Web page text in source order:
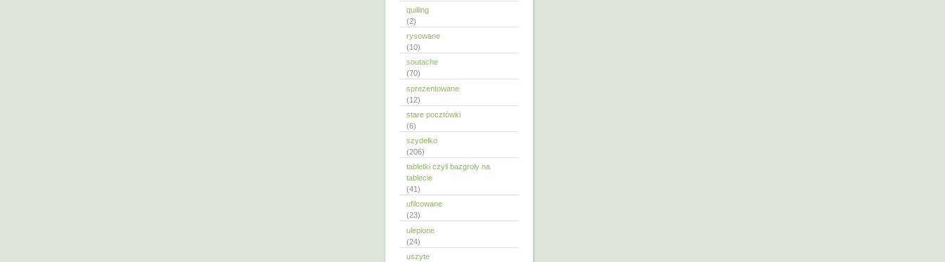
quilling
(2)
rysowane
(10)
soutache
(70)
sprezentowane
(12)
stare pocztówki
(6)
szydełko
(206)
tabletki czyli bazgroły na
tablecie
(41)
ufilcowane
(23)
ulepione
(24)
uszyte